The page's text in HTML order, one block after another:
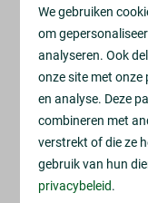
We gebruiken
om
analyseren. Ook
onze site met onze
en analyse. Deze
combineren met
verstrekt of die ze
gebruik van hun
privacybeleid.